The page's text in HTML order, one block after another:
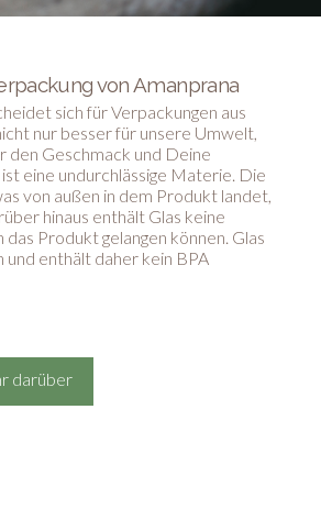
von Amanprana
sich für Verpackungen aus
nur besser für unsere Umwelt,
den Geschmack und Deine
eine undurchlässige Materie. Die
von außen in dem Produkt landet,
hinaus enthält Glas keine
das Produkt gelangen können. Glas
und enthält daher kein BPA
darüber